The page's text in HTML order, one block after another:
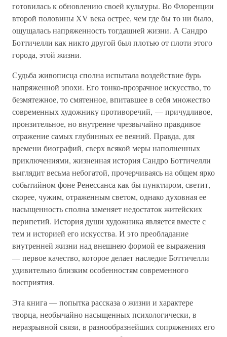
готовилась к обновлению своей культуры. Во Флоренции
второй половины XV века острее, чем где бы то ни было,
ощущалась напряженность тогдашней жизни. А Сандро
Боттичелли как никто другой был плотью от плоти этого
города, этой жизни.
Судьба живописца сполна испытала воздействие бурь
напряженной эпохи. Его тонко-прозрачное искусство, то
безмятежное, то смятенное, впитавшее в себя множество
современных художнику противоречий, — причудливое,
пронзительное, но внутренне чрезвычайно правдивое
отражение самых глубинных ее веяний. Правда, для
времени биографий, сверх всякой меры наполненных
приключениями, жизненная история Сандро Боттичелли
выглядит весьма небогатой, прочерчиваясь на общем ярко
событийном фоне Ренессанса как бы пунктиром, светит,
скорее, чужим, отраженным светом, однако духовная ее
насыщенность сполна заменяет недостаток житейских
перипетий. История души художника является вместе с
тем и историей его искусства. И это преобладание
внутренней жизни над внешнею формой ее выражения
— первое качество, которое делает наследие Боттичелли
удивительно близким особенностям современного
восприятия.
Эта книга — попытка рассказа о жизни и характере
творца, необычайно насыщенных психологически, в
неразрывной связи, в разнообразнейших сопряжениях его